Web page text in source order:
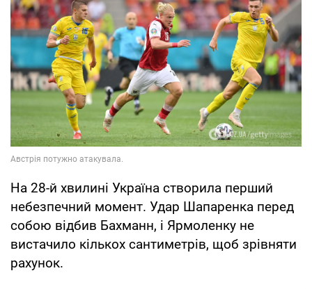
На 28-й хвилині Україна створила перший
небезпечний момент. Удар Шапаренка перед
собою відбив Бахманн, і Ярмоленку не
вистачило кількох сантиметрів, щоб зрівняти
рахунок.